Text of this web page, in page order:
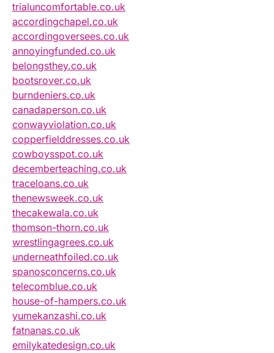
trialuncomfortable.co.uk
accordingchapel.co.uk
accordingoversees.co.uk
annoyingfunded.co.uk
belongsthey.co.uk
bootsrover.co.uk
burndeniers.co.uk
canadaperson.co.uk
conwayviolation.co.uk
copperfielddresses.co.uk
cowboysspot.co.uk
decemberteaching.co.uk
traceloans.co.uk
thenewsweek.co.uk
thecakewala.co.uk
thomson-thorn.co.uk
wrestlingagrees.co.uk
underneathfoiled.co.uk
spanosconcerns.co.uk
telecomblue.co.uk
house-of-hampers.co.uk
yumekanzashi.co.uk
fatnanas.co.uk
emilykatedesign.co.uk